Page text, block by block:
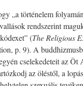
„a történelem
rendszerint
(The Religious
p. 9). A
cselekedeteit az Öt
az öléstől, a